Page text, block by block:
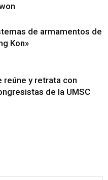
de armamentos de
Kon»
reúne y retrata con
de la UMSC